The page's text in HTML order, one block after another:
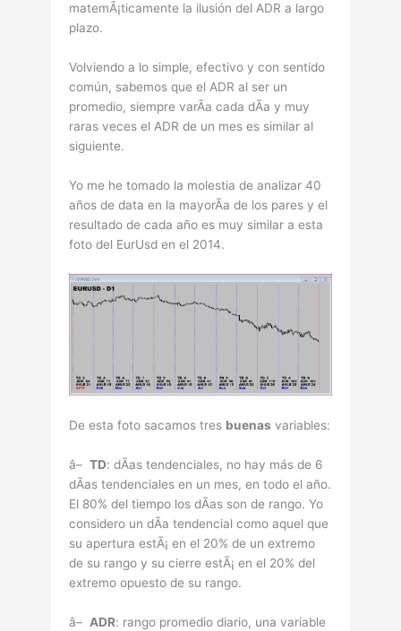
matemÃ¡ticamente la ilusión del ADR a largo
plazo.
Volviendo a lo simple, efectivo y con sentido
común, sabemos que el ADR al ser un
promedio, siempre varÃ­a cada dÃ­a y muy
raras veces el ADR de un mes es similar al
siguiente.
Yo me he tomado la molestia de analizar 40
años de data en la mayorÃ­a de los pares y el
resultado de cada año es muy similar a esta
foto del EurUsd en el 2014.
De esta foto sacamos tres buenas variables:
â–TD: dÃ­as tendenciales, no hay más de 6
dÃ­as tendenciales en un mes, en todo el año.
El 80% del tiempo los dÃ­as son de rango. Yo
considero un dÃ­a tendencial como aquel que
su apertura estÃ¡ en el 20% de un extremo
de su rango y su cierre estÃ¡ en el 20% del
extremo opuesto de su rango.
â– ADR: rango promedio diario, una variable